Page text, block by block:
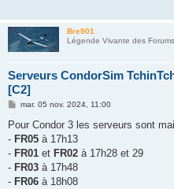
Bre901
Légende Vivante des Forums
Serveurs CondorSim
[C2]
M
s
a
g
mar. 05 nov. 2024, 11:00
Pour Condor 3 les serveurs sont
- FR05 à 17h13
- FR01 et FR02 à 17h28 et 29
- FR03 à 17h48
- FR06 à 18h08